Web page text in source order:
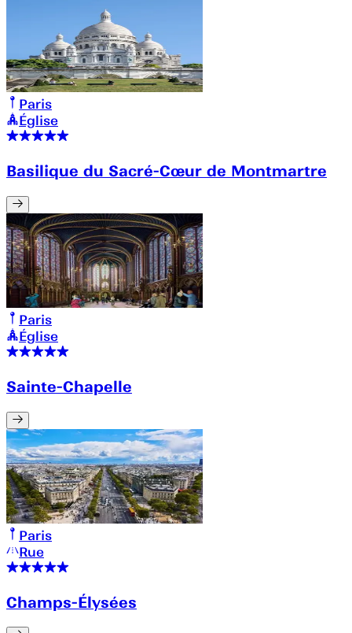
Paris
Église
Basilique du Sacré-Cœur de Montmartre
Paris
Église
Sainte-Chapelle
Paris
Rue
Champs-Élysées